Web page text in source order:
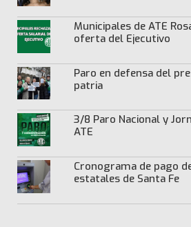
Municipales de ATE
oferta del Ejecutivo
Paro en defensa del
patria
3/8 Paro Nacional y
ATE
Cronograma de pago
estatales de Santa Fe